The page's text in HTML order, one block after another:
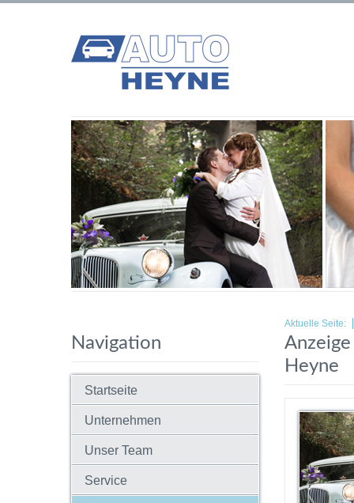
Navigation
Startseite
Unternehmen
Unser Team
Service
Aktuelle Seite:
Heyne